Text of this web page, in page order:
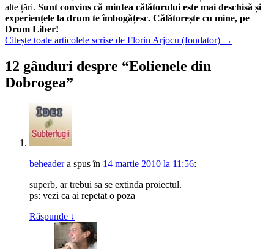
alte țări. Sunt convins că mintea călătorului este mai deschisă și
experiențele la drum te îmbogățesc. Călătorește cu mine, pe
Drum Liber!
Citește toate articolele scrise de Florin Arjocu (fondator) →
12 gânduri despre “Eolienele din
Dobrogea”
beheader a spusîn 14 martie 2010 la 11:56:
superb, ar trebui sa se extinda proiectul.
ps: vezi ca ai repetat o poza
Răspunde ↓